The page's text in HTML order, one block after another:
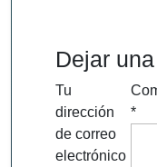
Dejar
Tu
dirección
de correo
electrónico
*